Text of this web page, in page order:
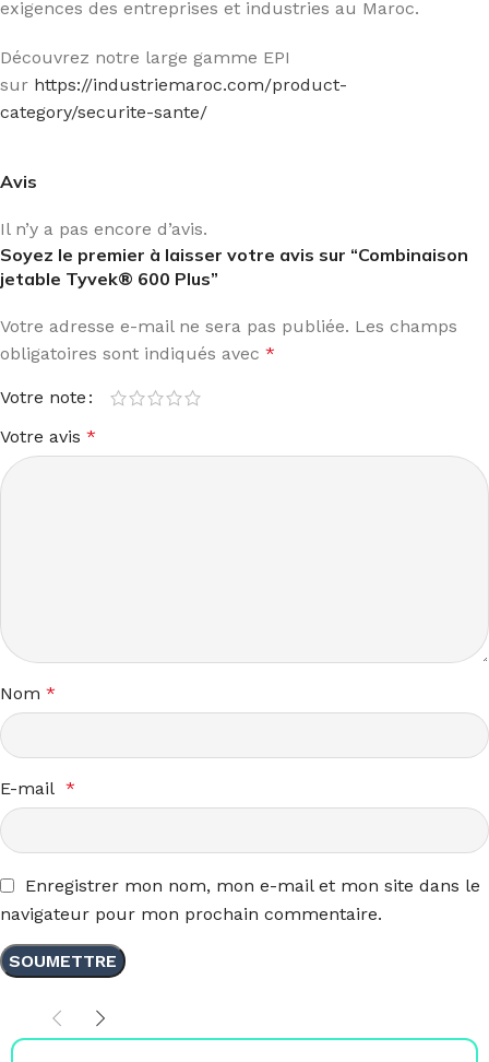
exigences des entreprises et industries au Maroc.
Découvrez notre large gamme EPI
sur https://industriemaroc.com/product-
category/securite-sante/
Avis
Il n’y a pas encore d’avis.
Soyez le premier à laisser votre avis sur “Combinaison
jetable Tyvek® 600 Plus”
Votre adresse e-mail ne sera pas publiée. Les champs
obligatoires sont indiqués avec *
Votre note
Votre avis *
Nom *
E-mail *
Enregistrer mon nom, mon e-mail et mon site dans le
navigateur pour mon prochain commentaire.